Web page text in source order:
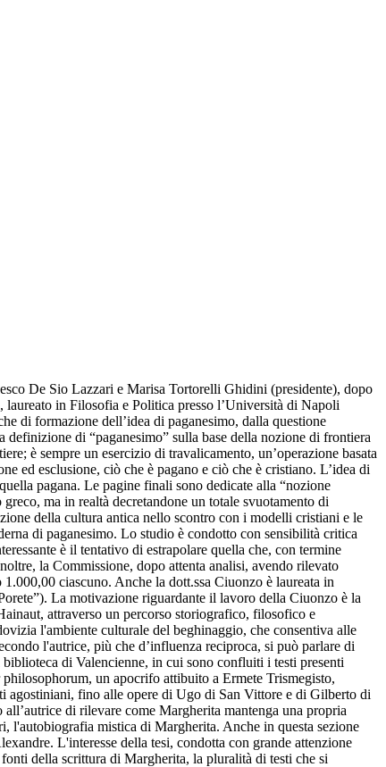
De Sio Lazzari e Marisa Tortorelli Ghidini (presidente), dopo
in Filosofia e Politica presso l’Università di Napoli
di formazione dell’idea di paganesimo, dalla questione
di “paganesimo” sulla base della nozione di frontiera
è sempre un esercizio di travalicamento, un’operazione basata
ed esclusione, ciò che è pagano e ciò che è cristiano. L’idea di
pagana. Le pagine finali sono dedicate alla “nozione
ma in realtà decretandone un totale svuotamento di
della cultura antica nello scontro con i modelli cristiani e le
di paganesimo. Lo studio è condotto con sensibilità critica
è il tentativo di estrapolare quella che, con termine
la Commissione, dopo attenta analisi, avendo rilevato
ciascuno. Anche la dott.ssa Ciuonzo è laureata in
La motivazione riguardante il lavoro della Ciuonzo è la
attraverso un percorso storiografico, filosofico e
l'ambiente culturale del beghinaggio, che consentiva alle
l'autrice, più che d’influenza reciproca, si può parlare di
di Valencienne, in cui sono confluiti i testi presenti
un apocrifo attibuito a Ermete Trismegisto,
agostiniani, fino alle opere di Ugo di San Vittore e di Gilberto di
di rilevare come Margherita mantenga una propria
l'autobiografia mistica di Margherita. Anche in questa sezione
L'interesse della tesi, condotta con grande attenzione
della scrittura di Margherita, la pluralità di testi che si